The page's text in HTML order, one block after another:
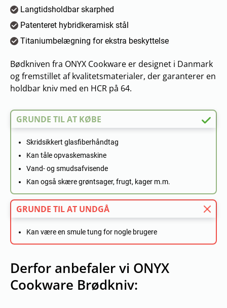
Langtidsholdbar skarphed
Patenteret hybridkeramisk stål
Titaniumbelægning for ekstra beskyttelse
Bødkniven fra ONYX Cookware er designet i Danmark
og fremstillet af kvalitetsmaterialer, der garanterer en
holdbar kniv med en HCR på 64.
GRUNDE TIL AT KØBE
Skridsikkert glasfiberhåndtag
Kan tåle opvaskemaskine
Vand- og smudsafvisende
Kan også skære grøntsager, frugt, kager m.m.
GRUNDE TIL AT UNDGÅ
Kan være en smule tung for nogle brugere
Derfor anbefaler vi ONYX
Cookware Brødkniv: